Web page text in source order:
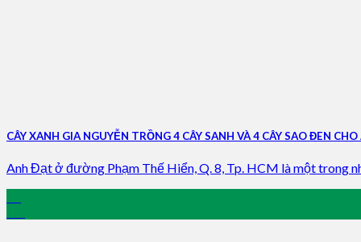
CÂY XANH GIA NGUYỄN TRỒNG 4 CÂY SANH VÀ 4 CÂY SAO ĐEN
Anh Đạt ở đường Phạm Thế Hiển, Q. 8, Tp. HCM là một trong